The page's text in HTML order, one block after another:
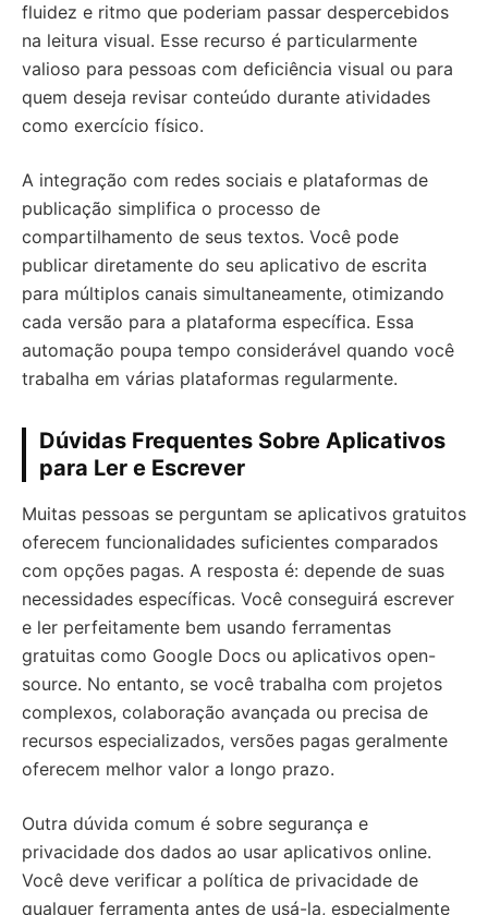
fluidez e ritmo que poderiam passar despercebidos
na leitura visual. Esse recurso é particularmente
valioso para pessoas com deficiência visual ou para
quem deseja revisar conteúdo durante atividades
como exercício físico.
A integração com redes sociais e plataformas de
publicação simplifica o processo de
compartilhamento de seus textos. Você pode
publicar diretamente do seu aplicativo de escrita
para múltiplos canais simultaneamente, otimizando
cada versão para a plataforma específica. Essa
automação poupa tempo considerável quando você
trabalha em várias plataformas regularmente.
Dúvidas Frequentes Sobre Aplicativos
para Ler e Escrever
Muitas pessoas se perguntam se aplicativos gratuitos
oferecem funcionalidades suficientes comparados
com opções pagas. A resposta é: depende de suas
necessidades específicas. Você conseguirá escrever
e ler perfeitamente bem usando ferramentas
gratuitas como Google Docs ou aplicativos open-
source. No entanto, se você trabalha com projetos
complexos, colaboração avançada ou precisa de
recursos especializados, versões pagas geralmente
oferecem melhor valor a longo prazo.
Outra dúvida comum é sobre segurança e
privacidade dos dados ao usar aplicativos online.
Você deve verificar a política de privacidade de
qualquer ferramenta antes de usá-la, especialmente